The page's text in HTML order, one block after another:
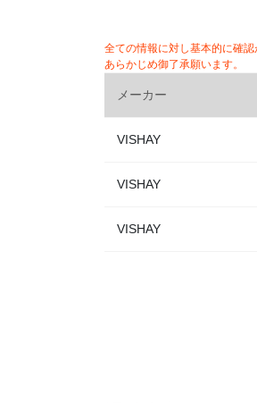
全ての情報に対し基本的に確
あらかじめ御了承願います。
メーカー
VISHAY
VISHAY
VISHAY